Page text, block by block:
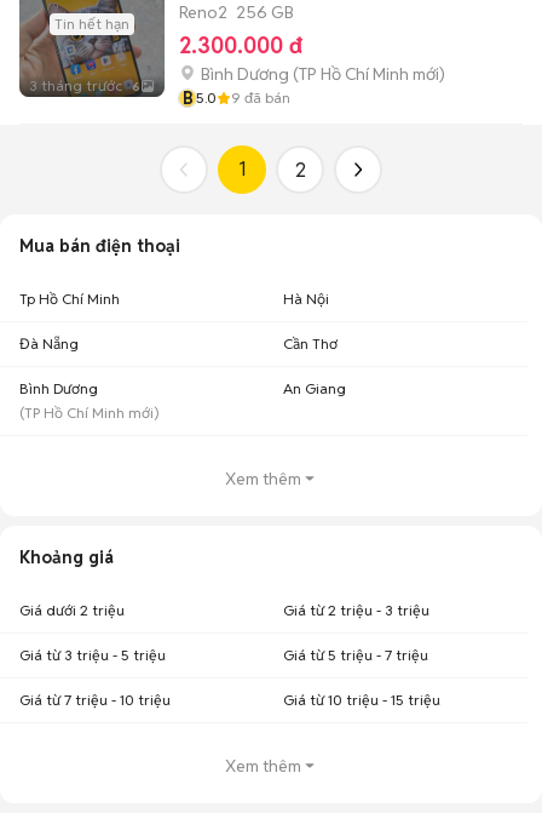
Tin hết hạn
3 tháng trước 6
Reno2 256 GB
2.300.000 đ
Bình Dương (TP Hồ Chí Minh mới)
B5.0 9 đã bán
1 2
Mua bán điện thoại
Tp Hồ Chí Minh Hà Nội
Đà Nẵng Cần Thơ
Bình Dương
(TP Hồ Chí Minh mới)
An Giang
Xem thêm
Khoảng giá
Giá dưới 2 triệu Giá từ 2 triệu - 3 triệu
Giá từ 3 triệu - 5 triệu Giá từ 5 triệu - 7 triệu
Giá từ 7 triệu - 10 triệu Giá từ 10 triệu - 15 triệu
Xem thêm